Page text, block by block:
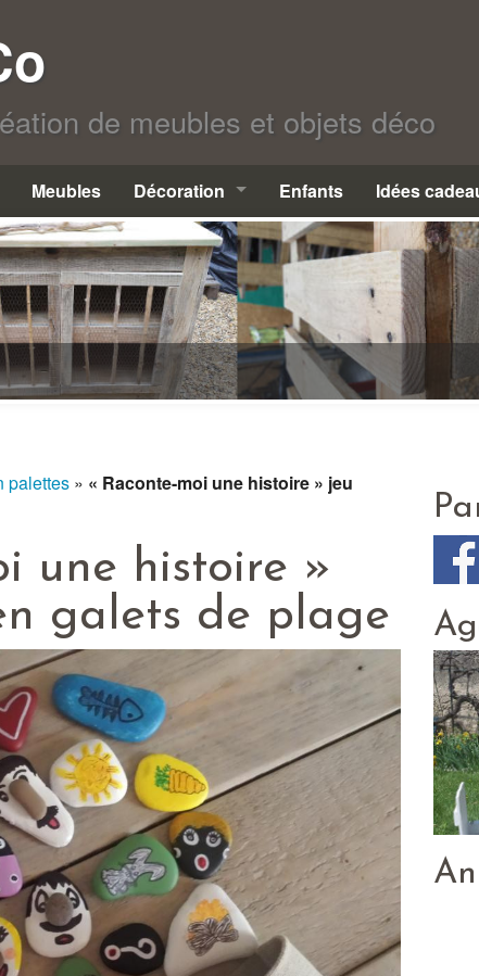
de meubles et objets déco
Meubles Décoration
Objets en palettes
Bois flotté
Déco de Noël
Extérieur
Enfants Idées
palettes » « Raconte-moi une histoire » jeu
une histoire »
galets de plage